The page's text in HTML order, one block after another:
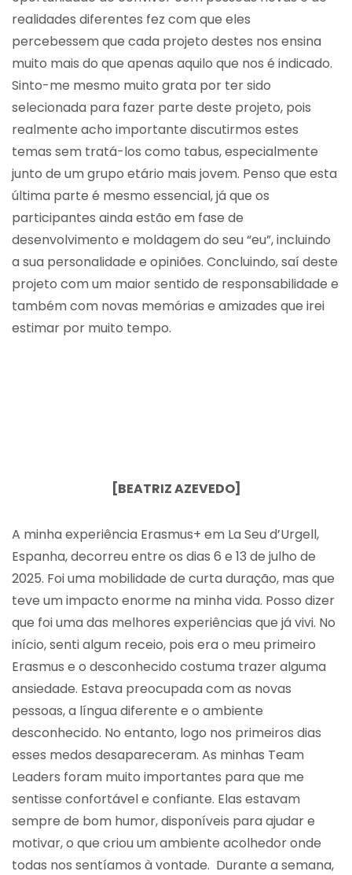
realidades diferentes fez com que eles
percebessem que cada projeto destes nos ensina
muito mais do que apenas aquilo que nos é indicado.
Sinto-me mesmo muito grata por ter sido
selecionada para fazer parte deste projeto, pois
realmente acho importante discutirmos estes
temas sem tratá-los como tabus, especialmente
junto de um grupo etário mais jovem. Penso que esta
última parte é mesmo essencial, já que os
participantes ainda estão em fase de
desenvolvimento e moldagem do seu “eu”, incluindo
a sua personalidade e opiniões. Concluindo, saí deste
projeto com um maior sentido de responsabilidade e
também com novas memórias e amizades que irei
estimar por muito tempo.
[BEATRIZ AZEVEDO]
A minha experiência Erasmus+ em La Seu d’Urgell,
Espanha, decorreu entre os dias 6 e 13 de julho de
2025. Foi uma mobilidade de curta duração, mas que
teve um impacto enorme na minha vida. Posso dizer
que foi uma das melhores experiências que já vivi. No
início, senti algum receio, pois era o meu primeiro
Erasmus e o desconhecido costuma trazer alguma
ansiedade. Estava preocupada com as novas
pessoas, a língua diferente e o ambiente
desconhecido. No entanto, logo nos primeiros dias
esses medos desapareceram. As minhas Team
Leaders foram muito importantes para que me
sentisse confortável e confiante. Elas estavam
sempre de bom humor, disponíveis para ajudar e
motivar, o que criou um ambiente acolhedor onde
todas nos sentíamos à vontade. Durante a semana,